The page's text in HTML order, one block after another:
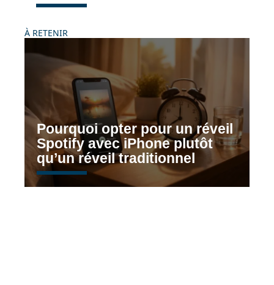
À RETENIR
Pourquoi opter pour un réveil
Spotify avec iPhone plutôt
qu’un réveil traditionnel